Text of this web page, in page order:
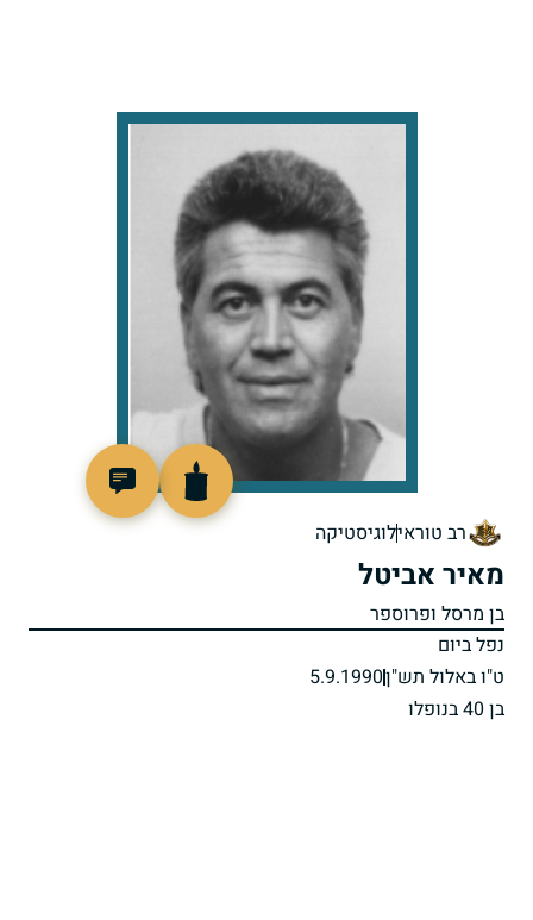
רב טוראילוגיסטיקה
מאיר אביטל
בן מרסל ופרוספר
נפל ביום
ט"ו באלול תש"ן5.9.1990
בן 40 בנופלו